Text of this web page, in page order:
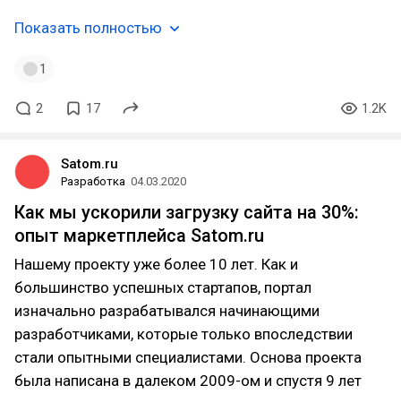
Показать полностью
1
2 17 1.2K
Satom.ru
Разработка 04.03.2020
Как мы ускорили загрузку сайта на 30%:
опыт маркетплейса Satom.ru
Нашему проекту уже более 10 лет. Как и
большинство успешных стартапов, портал
изначально разрабатывался начинающими
разработчиками, которые только впоследствии
стали опытными специалистами. Основа проекта
была написана в далеком 2009-ом и спустя 9 лет